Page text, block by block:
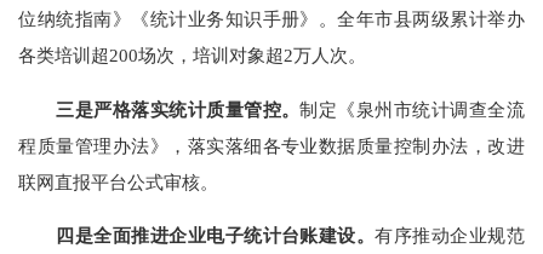
位纳统指南》《统计业务知识手册》。全年市县两级累计举办
各类培训超200场次，培训对象超2万人次。
三是严格落实统计质量管控。制定《泉州市统计调查全流
程质量管理办法》，落实落细各专业数据质量控制办法，改进
联网直报平台公式审核。
四是全面推进企业电子统计台账建设。有序推动企业规范